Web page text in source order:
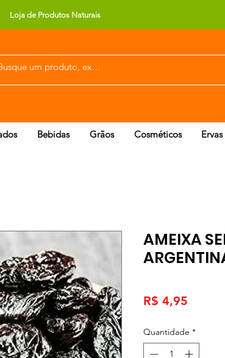
Loja de Produtos Naturais
Bebidas Grãos Cosméticos
AMEIXA
R$ 4,95
Quantidade *